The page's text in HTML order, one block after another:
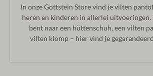
In onze Gottstein Store vind je vilten
heren en kinderen in allerlei uitvoeringen.
bent naar een hüttenschuh, een vilten
vilten klomp – hier vind je